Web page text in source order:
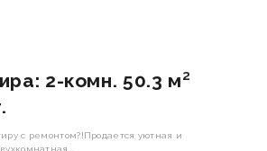
2-комн. 50.3 м²
с ремонтом?!Продается уютная и